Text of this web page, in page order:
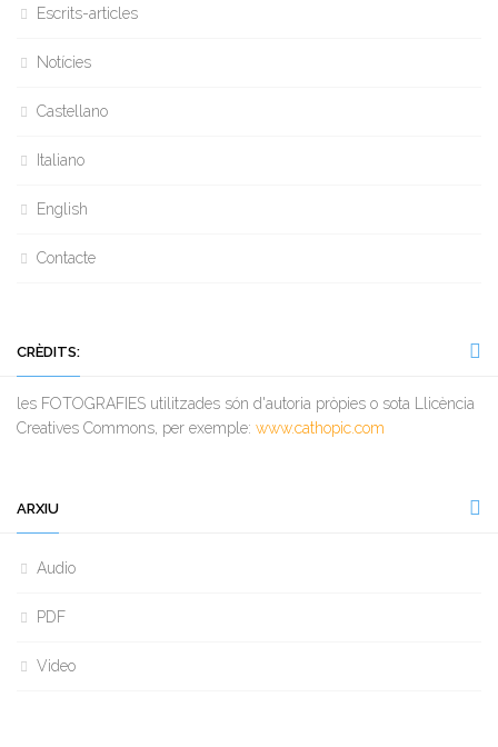
Escrits-articles
Notícies
Castellano
Italiano
English
Contacte
CRÈDITS:
les FOTOGRAFIES utilitzades són d'autoria pròpies o sota Llicència
Creatives Commons, per exemple: www.cathopic.com
ARXIU
Audio
PDF
Video